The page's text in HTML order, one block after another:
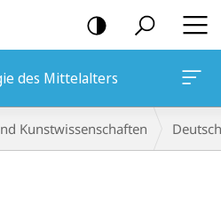
des Mittelalters
Kunstwissenschaften